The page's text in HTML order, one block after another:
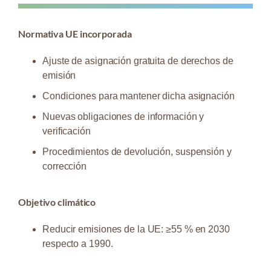
Normativa UE incorporada
Ajuste de asignación gratuita de derechos de
emisión
Condiciones para mantener dicha asignación
Nuevas obligaciones de información y
verificación
Procedimientos de devolución, suspensión y
corrección
Objetivo climático
Reducir emisiones de la UE: ≥55 % en 2030
respecto a 1990.